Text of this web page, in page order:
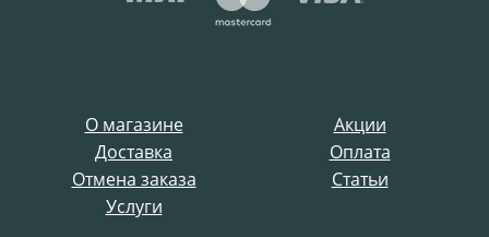
О магазине
Акции
Доставка
Оплата
Отмена заказа
Статьи
Услуги